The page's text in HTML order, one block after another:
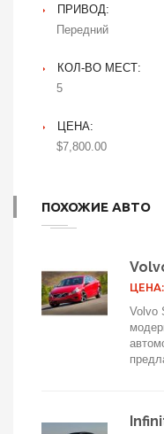
ПРИВОД:
Передний
КОЛ-ВО МЕСТ:
5
ЦЕНА:
$7,800.00
ПОХОЖИЕ АВТО
ЦЕНА:
Volvo